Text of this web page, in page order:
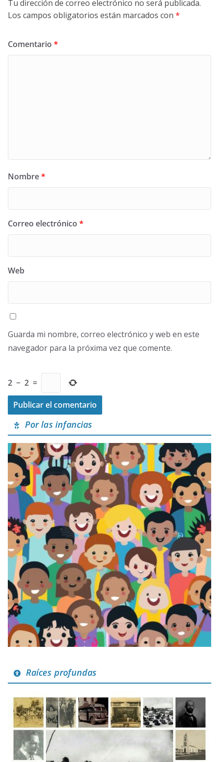
Tu dirección de correo electrónico no será publicada.
Los campos obligatorios están marcados con *
Comentario *
Nombre*
Correo electrónico *
Web
Guarda mi nombre, correo electrónico y web en este
navegador para la próxima vez que comente.
2 − 2 =
Por las infancias
Raíces profundas